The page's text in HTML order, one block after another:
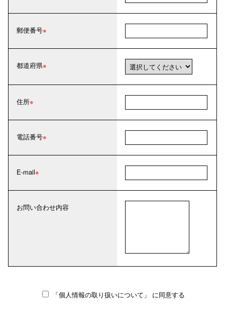
郵便番号
都道府県
住所
電話番号
E-mail
お問い合わせ内容
「個人情報の取り扱いについて」 に同意する